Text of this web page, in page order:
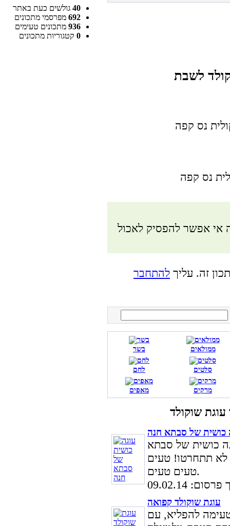
40 גולשים כעת באתר
692 מפרסמי מתכונים
936 מתכונים טעימים
0 קטגוריות מתכונים
אי אפשר להפסיק לאכול
זה. עליך להתחבר
בשר ממולאים
לחם סלטים
מאפים מרקים
כושית של סבתא חנה
כושית של סבתא
תתחרטו! טעים
טעים טעים.
09.02.14
עוגת שוקולד קפואה
להפליא, עם